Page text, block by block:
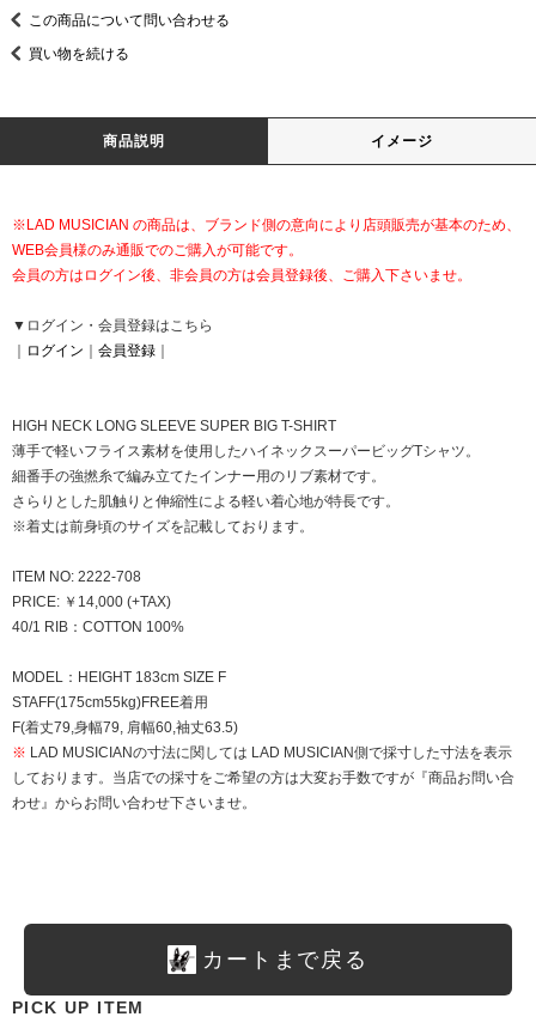
この商品について問い合わせる
買い物を続ける
商品説明 イメージ
※LAD MUSICIAN の商品は、ブランド側の意向により店頭販売が基本のため、
WEB会員様のみ通販でのご購入が可能です。
会員の方はログイン後、非会員の方は会員登録後、ご購入下さいませ。
▼ログイン・会員登録はこちら
ログイン 会員登録
HIGH NECK LONG SLEEVE SUPER BIG T-SHIRT
薄手で軽いフライス素材を使用したハイネックスーパービッグTシャツ。
細番手の強撚糸で編み立てたインナー用のリブ素材です。
さらりとした肌触りと伸縮性による軽い着心地が特長です。
※着丈は前身頃のサイズを記載しております。
ITEM NO: 2222-708
PRICE: ￥14,000 (+TAX)
40/1 RIB：COTTON 100%
MODEL：HEIGHT 183cm SIZE F
STAFF(175cm55kg)FREE着用
F(着丈79,身幅79, 肩幅60,袖丈63.5)
※ LAD MUSICIANの寸法に関しては LAD MUSICIAN側で採寸した寸法を表示
しております。当店での採寸をご希望の方は大変お手数ですが『商品お問い合
わせ』からお問い合わせ下さいませ。
カートまで戻る
PICK UP ITEM